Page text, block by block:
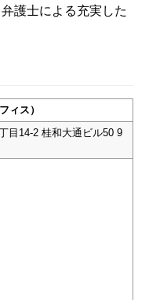
護士による充実した
ィス）
目14-2 桂和大通ビル50 9